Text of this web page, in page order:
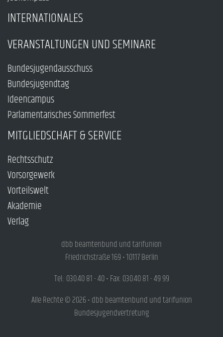
INTERNATIONALES
VERANSTALTUNGEN UND SEMINARE
Bundesjugendausschuss
Bundesjugendtag
Ideencampus
Parlamentarisches Sommerfest
MITGLIEDSCHAFT & SERVICE
Rechtsschutz
Vorsorgewerk
Vorteilswelt
Akademie
Verlag
dbb beamtenbund und tarifunion
Friedrichstraße 169 • 10117 Berlin
Tel.: 030.40 81 - 40 • Fax: 030.40 81 - 49 99
Alle Rechte © 2026 • dbb beamtenbund und tarifunion
Bundesjugendvertretung